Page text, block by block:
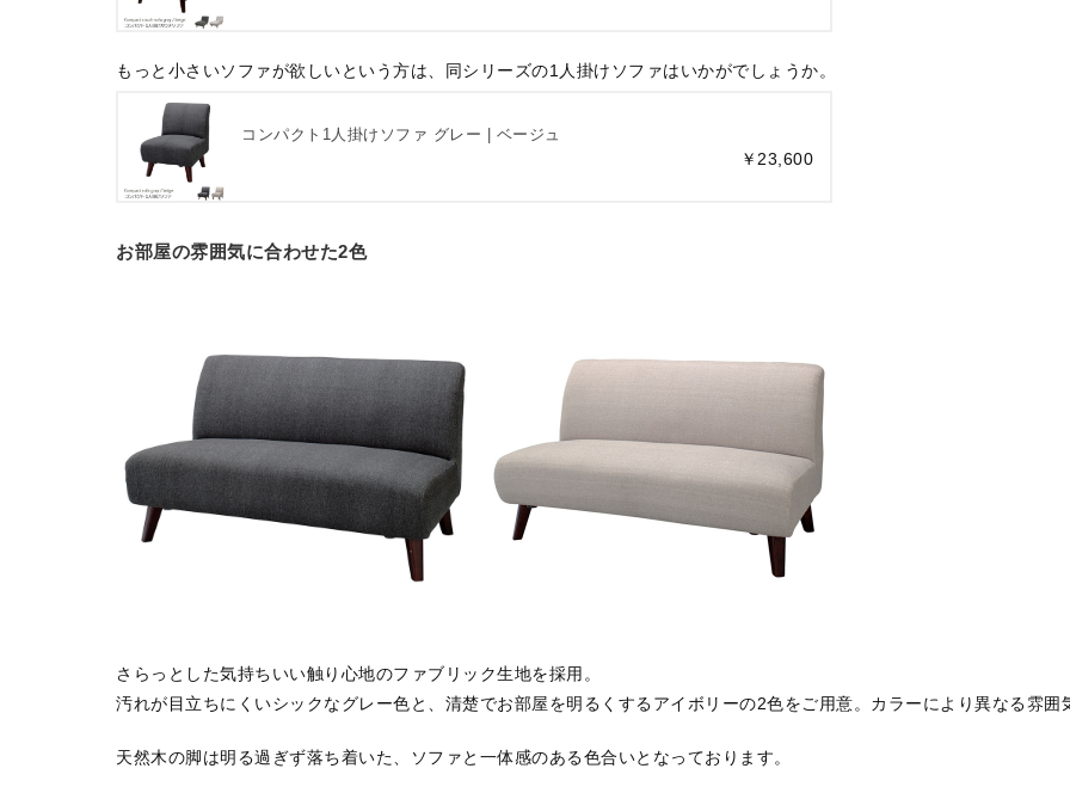
もっと小さいソファが欲しいという方は、同シリーズの1人掛けソファはいかがでしょうか。
コンパクト1人掛けソファ グレー | ベージュ
￥23,600
お部屋の雰囲気に合わせた2色
さらっとした気持ちいい触り心地のファブリック生地を採用。
汚れが目立ちにくいシックなグレー色と、清楚でお部屋を明るくするアイボリーの2色をご用意。カラーにより異なる雰囲
天然木の脚は明る過ぎず落ち着いた、ソファと一体感のある色合いとなっております。